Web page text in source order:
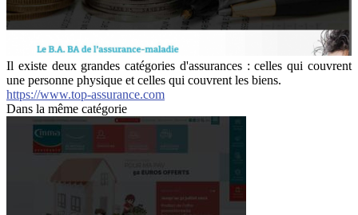
Il existe deux grandes catégories d'assurances : celles qui couvrent
une personne physique et celles qui couvrent les biens.
https://www.top-assurance.com
Dans la même catégorie